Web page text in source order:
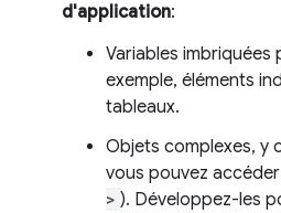
d'application:
Variables
exemple, éléments
tableaux.
Objets complexes, y
vous pouvez
> ). Développez-les